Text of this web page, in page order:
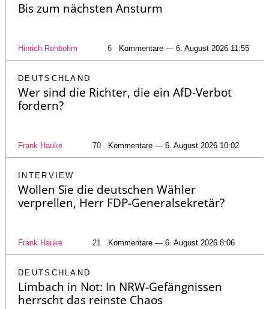
Bis zum nächsten Ansturm
Hinrich Rohbohm 6 Kommentare — 6. August 2026 11:55
DEUTSCHLAND
Wer sind die Richter, die ein AfD-Verbot
fordern?
Frank Hauke 70 Kommentare — 6. August 2026 10:02
INTERVIEW
Wollen Sie die deutschen Wähler
verprellen, Herr FDP-Generalsekretär?
Frank Hauke 21 Kommentare — 6. August 2026 8:06
DEUTSCHLAND
Limbach in Not: In NRW-Gefängnissen
herrscht das reinste Chaos